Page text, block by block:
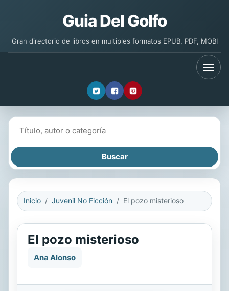
Guia Del Golfo
Gran directorio de libros en multiples formatos EPUB, PDF, MOBI
Inicio Juvenil No Ficción El pozo misterioso
El pozo misterioso
Ana Alonso